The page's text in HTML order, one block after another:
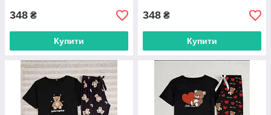
348 ₴
Купити
348 ₴
Купити